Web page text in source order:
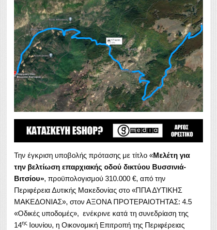
Την έγκριση υποβολής πρότασης με τίτλο «Μελέτη για
την βελτίωση επαρχιακής οδού δικτύου Βυσσινιά-
Βιτσίου», προϋπολογισμού 310.000 €, από την
Περιφέρεια Δυτικής Μακεδονίας στο «ΠΠΑ ΔΥΤΙΚΗΣ
ΜΑΚΕΔΟΝΙΑΣ», στον ΑΞΟΝΑ ΠΡΟΤΕΡΑΙΟΤΗΤΑΣ: 4.5
«Οδικές υποδομές», ενέκρινε κατά τη συνεδρίαση της
14ης Ιουνίου, η Οικονομική Επιτροπή της Περιφέρειας